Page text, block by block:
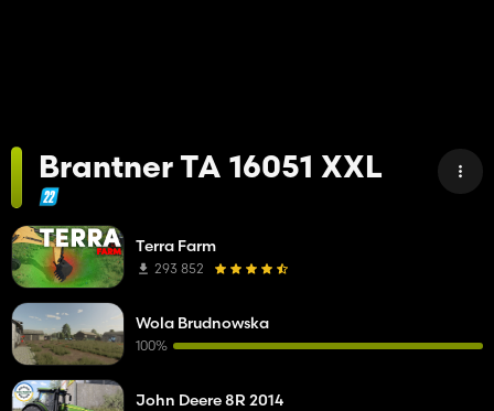
Brantner TA 16051 XXL
Terra Farm
293 852
Wola Brudnowska
100%
John Deere 8R 2014